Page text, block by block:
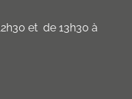
et de 13h30 à